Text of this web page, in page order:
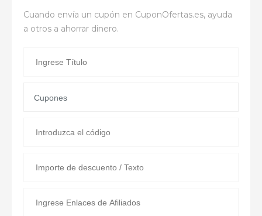
Cuando envía un cupón en CuponOfertas.es, ayuda
a otros a ahorrar dinero.